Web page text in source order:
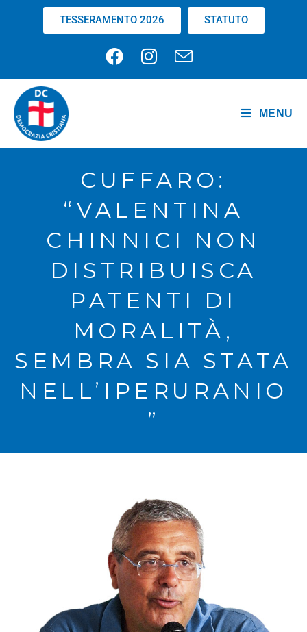
TESSERAMENTO 2026 STATUTO
MENU
CUFFARO:
“VALENTINA
CHINNICI NON
DISTRIBUISCA
PATENTI DI
MORALITÀ,
SEMBRA SIA STATA
NELL’IPERURANIO
”